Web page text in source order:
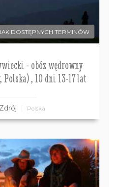
DOSTĘPNYCH TERMINÓW
- obóz wędrowny
Polska) , 10 dni 13-17 lat
Polska